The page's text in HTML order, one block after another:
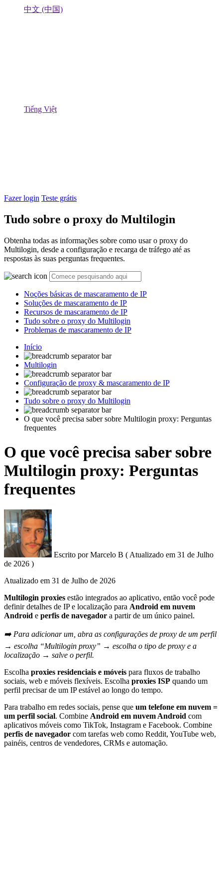
中文 (中国)
Tiếng Việt
Fazer login Teste grátis
Tudo sobre o proxy do Multilogin
Obtenha todas as informações sobre como usar o proxy do
Multilogin, desde a configuração e recarga de tráfego até as
respostas às suas perguntas frequentes.
Noções básicas de mascaramento de IP
Soluções de mascaramento de IP
Recursos de mascaramento de IP
Tudo sobre o proxy do Multilogin
Problemas de mascaramento de IP
Início
Multilogin
Configuração de proxy & mascaramento de IP
Tudo sobre o proxy do Multilogin
O que você precisa saber sobre Multilogin proxy: Perguntas
frequentes
O que você precisa saber sobre
Multilogin proxy: Perguntas
frequentes
Escrito por Marcelo B ( Atualizado em 31 de Julho
de 2026 )
Atualizado em 31 de Julho de 2026
Multilogin proxies estão integrados ao aplicativo, então você pode
definir detalhes de IP e localização para Android em nuvem
Android e perfis de navegador a partir de um único painel.
➡️ Para adicionar um, abra as configurações de proxy de um perfil
→ escolha “Multilogin proxy” → escolha o tipo de proxy e a
localização → salve o perfil.
Escolha proxies residenciais e móveis para fluxos de trabalho
sociais, web e móveis flexíveis. Escolha proxies ISP quando um
perfil precisar de um IP estável ao longo do tempo.
Para trabalho em redes sociais, pense que um telefone em nuvem =
um perfil social. Combine Android em nuvem Android com
aplicativos móveis como TikTok, Instagram e Facebook. Combine
perfis de navegador com tarefas web como Reddit, YouTube web,
painéis, centros de vendedores, CRMs e automação.